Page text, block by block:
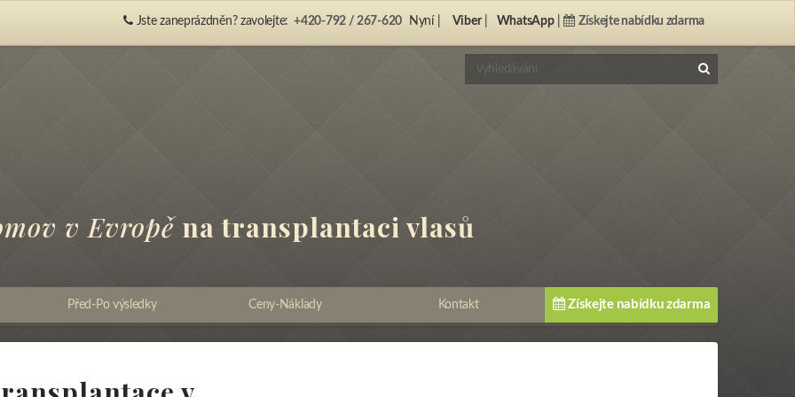
Jste zaneprázdněn? zavolejte: +420-792 / 267-620 Nyní | Viber| WhatsApp| Získejte nabídku zdarma
v Evropěna transplantaci vlasů
Před-Po výsledky Ceny-Náklady Kontakt Získejte nabídku zdarma